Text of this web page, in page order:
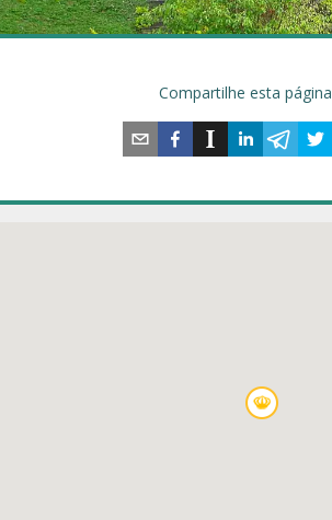
Compartilhe esta página